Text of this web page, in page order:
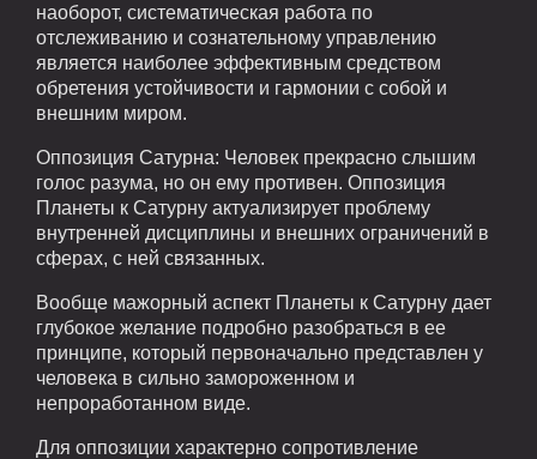
наоборот, систематическая работа по
отслеживанию и сознательному управлению
является наиболее эффективным средством
обретения устойчивости и гармонии с собой и
внешним миром.
Оппозиция Сатурна: Человек прекрасно слышим
голос разума, но он ему противен. Оппозиция
Планеты к Сатурну актуализирует проблему
внутренней дисциплины и внешних ограничений в
сферах, с ней связанных.
Вообще мажорный аспект Планеты к Сатурну дает
глубокое желание подробно разобраться в ее
принципе, который первоначально представлен у
человека в сильно замороженном и
непроработанном виде.
Для оппозиции характерно сопротивление